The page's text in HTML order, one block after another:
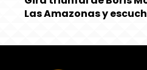
Las Amazonas y